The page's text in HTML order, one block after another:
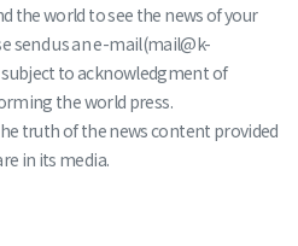
the world to see the news of your
send us an e-mail(mail@k-
to acknowledgment of
the world press.
truth of the news content provided
in its media.